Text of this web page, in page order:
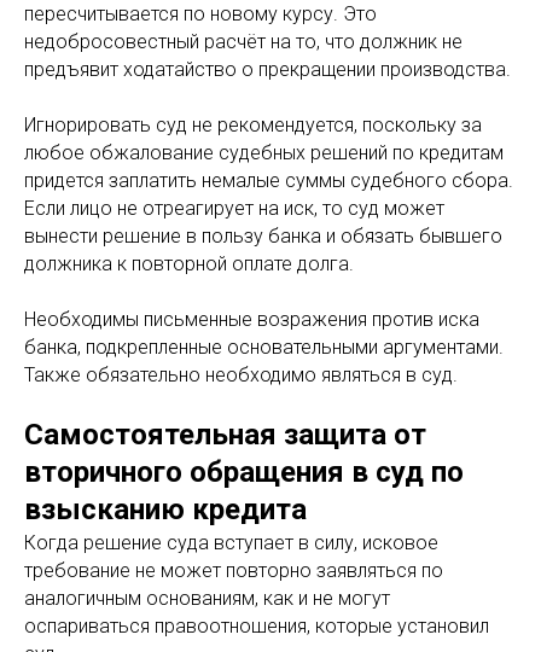
пересчитывается по новому курсу. Это
недобросовестный расчёт на то, что должник не
предъявит ходатайство о прекращении производства.
Игнорировать суд не рекомендуется, поскольку за
любое обжалование судебных решений по кредитам
придется заплатить немалые суммы судебного сбора.
Если лицо не отреагирует на иск, то суд может
вынести решение в пользу банка и обязать бывшего
должника к повторной оплате долга.
Необходимы письменные возражения против иска
банка, подкрепленные основательными аргументами.
Также обязательно необходимо являться в суд.
Самостоятельная защита от
вторичного обращения в суд по
взысканию кредита
Когда решение суда вступает в силу, исковое
требование не может повторно заявляться по
аналогичным основаниям, как и не могут
оспариваться правоотношения, которые установил